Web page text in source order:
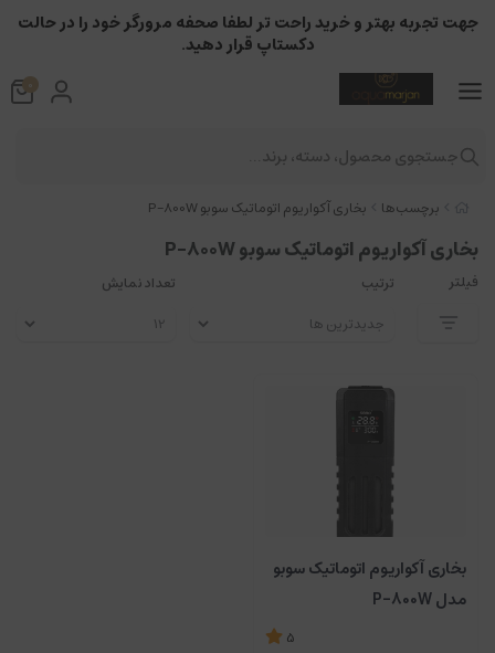
برچسب‌ها بخاری آکواریوم اتوماتیک سوبو P-800W
بخاری آکواریوم اتوماتیک سوبو P-800W
فیلتر ترتیب تعداد نمایش
بخاری آکواریوم اتوماتیک سوبو
مدل P-800W
5
جهت تجربه بهتر و خرید راحت تر لطفا صحفه مرورگر خود را در حالت
دکستاپ قرار دهید.
0
جستجوی محصول، دسته، برند...